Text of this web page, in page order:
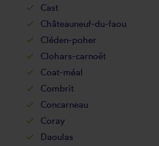
Cast
Châteauneuf-du-faou
Cléden-poher
Clohars-carnoët
Coat-méal
Combrit
Concarneau
Coray
Daoulas